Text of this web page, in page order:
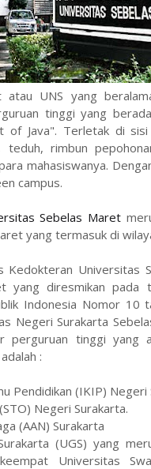
atau UNS yang
tinggi yang
of Java". Terletak di
teduh, rimbun
mahasiswanya.
campus.
Sebelas Maret
yang termasuk di
Kedokteran
yang diresmikan
Indonesia Nomor
Negeri Surakarta
perguruan tinggi yang
:
Pendidikan (IKIP) Negeri
Negeri Surakarta.
(AAN) Surakarta
(UGS) yang
Universitas